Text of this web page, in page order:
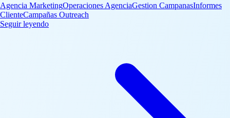
Agencia MarketingOperaciones AgenciaGestion CampanasInformes
ClienteCampañas Outreach
Seguir leyendo: Operaciones de Agencia en Corcava: Outreach,